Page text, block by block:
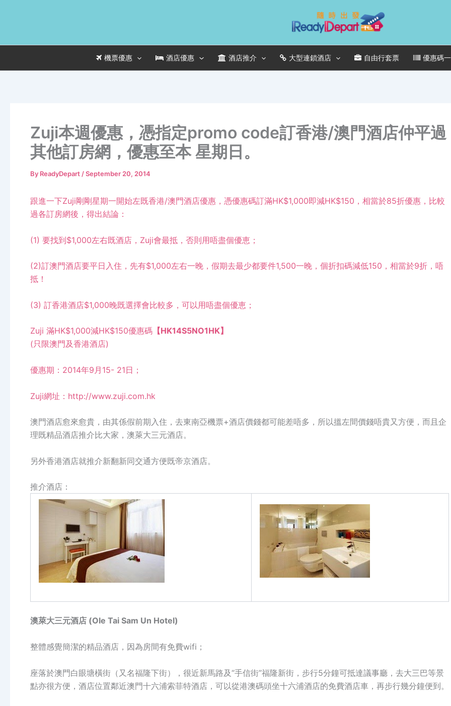
機票優惠 酒店優惠 酒店推介 大型連鎖酒店 自由行套票 優惠碼
Zuji本週優惠，憑指定promo code訂香港/澳門酒店仲平過
其他訂房網，優惠至本 星期日。
By ReadyDepart /September 20, 2014
跟進一下Zuji剛剛星期一開始左既香港/澳門酒店優惠，憑優惠碼訂滿HK$1,000即減HK$150，相當於85折優惠，比較
過各訂房網後，得出結論：
(1) 要找到$1,000左右既酒店，Zuji會最抵，否則用唔盡個優恵；
(2)訂澳門酒店要平日入住，先有$1,000左右一晚，假期去最少都要件1,500一晚，個折扣碼減低150，相當於9折，唔
抵！
(3) 訂香港酒店$1,000晚既選擇會比較多，可以用唔盡個優恵；
Zuji 滿HK$1,000減HK$150優惠碼 【HK14S5NO1HK】
(只限澳門及香港酒店)
優惠期：2014年9月15- 21日；
Zuji網址： http://www.zuji.com.hk
澳門酒店愈來愈貴，由其係假前期入住，去東南亞機票+酒店價錢都可能差唔多，所以搵左間價錢唔貴又方便，而且企
理既精品酒店推介比大家，澳萊大三元酒店。
另外香港酒店就推介新翻新同交通方便既帝京酒店。
推介酒店：
澳萊大三元酒店 (Ole Tai Sam Un Hotel)
整體感覺簡潔的精品酒店，因為房間有免費wifi；
座落於澳門白眼塘橫街（又名福隆下街），很近新馬路及“手信街”福隆新街，步行5分鐘可抵達議事廳，去大三巴等景
點亦很方便，酒店位置鄰近澳門十六浦索菲特酒店，可以從港澳碼頭坐十六浦酒店的免費酒店車，再步行幾分鐘便到。